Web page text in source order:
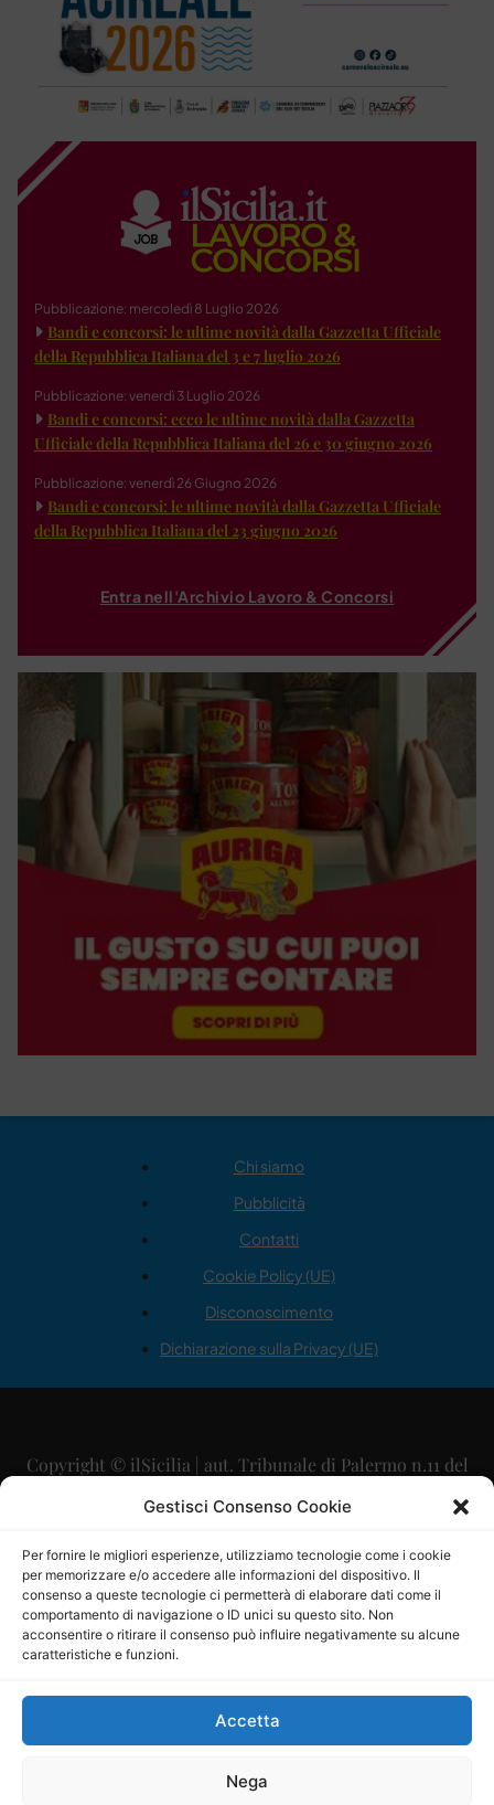
Gestisci Consenso Cookie
Per fornire le migliori esperienze, utilizziamo tecnologie come i cookie
per memorizzare e/o accedere alle informazioni del dispositivo. Il
consenso a queste tecnologie ci permetterà di elaborare dati come il
comportamento di navigazione o ID unici su questo sito. Non
acconsentire o ritirare il consenso può influire negativamente su alcune
caratteristiche e funzioni.
Accetta
Nega
Pubblicazione: mercoledì 8 Luglio 2026
Bandi e concorsi: le ultime novità dalla Gazzetta Ufficiale
della Repubblica Italiana del 3 e 7 luglio 2026
Pubblicazione: venerdì 3 Luglio 2026
Bandi e concorsi: ecco le ultime novità dalla Gazzetta
Ufficiale della Repubblica Italiana del 26 e 30 giugno 2026
Pubblicazione: venerdì 26 Giugno 2026
Bandi e concorsi: le ultime novità dalla Gazzetta Ufficiale
della Repubblica Italiana del 23 giugno 2026
Entra nell'Archivio Lavoro & Concorsi
Chi siamo
Pubblicità
Contatti
Cookie Policy (UE)
Disconoscimento
Dichiarazione sulla Privacy (UE)
Copyright © ilSicilia | aut. Tribunale di Palermo n.11 del
29/09/2015
Direttore Editoriale: Maurizio Scaglione
Direttore Responsabile: Maria Calabrese
P.IVA: 06334930820
Mercurio Comunicazione Società Cooperativa a r.l. è
iscritta al Registro degli Operatori di Comunicazione al